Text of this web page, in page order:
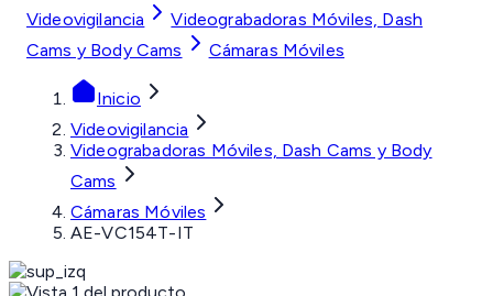
Videovigilancia
Videograbadoras Móviles, Dash
Cams y Body Cams
Cámaras Móviles
Inicio
Videovigilancia
Videograbadoras Móviles, Dash Cams y Body
Cams
Cámaras Móviles
AE-VC154T-IT